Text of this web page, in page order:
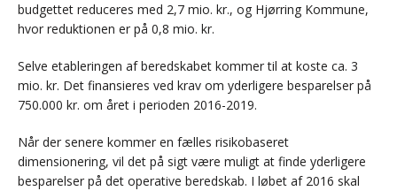
budgettet reduceres med 2,7 mio. kr., og Hjørring Kommune,
hvor reduktionen er på 0,8 mio. kr.
Selve etableringen af beredskabet kommer til at koste ca. 3
mio. kr. Det finansieres ved krav om yderligere besparelser på
750.000 kr. om året i perioden 2016-2019.
Når der senere kommer en fælles risikobaseret
dimensionering, vil det på sigt være muligt at finde yderligere
besparelser på det operative beredskab. I løbet af 2016 skal